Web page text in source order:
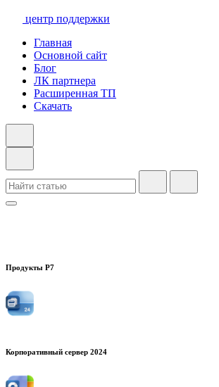
центр поддержки
Главная
Основной сайт
Блог
ЛК партнера
Расширенная ТП
Скачать
Продукты Р7
Корпоративный сервер 2024